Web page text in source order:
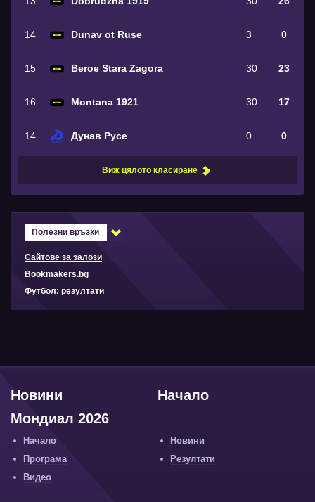
14 Dunav ot Ruse 3 0
15 Beroe Stara Zagora 30 23
16 Montana 1921 30 17
14 Дунав Русе 0 0
Виж цялото класиране
Полезни връзки
Сайтове за залози
Bookmakers.bg
Футбол: резултати
Начало
Новини
Мондиал 2026
Начало
Новини
Програма
Резултати
Видео